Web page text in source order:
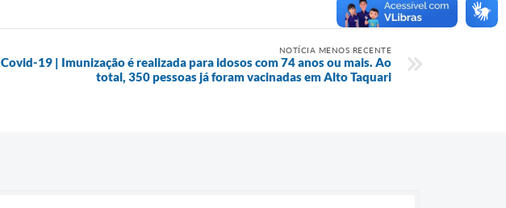
NOTÍCIA MENOS RECENTE
Covid-19 | Imunização é realizada para idosos com 74 anos ou mais. Ao
total, 350 pessoas já foram vacinadas em Alto Taquari